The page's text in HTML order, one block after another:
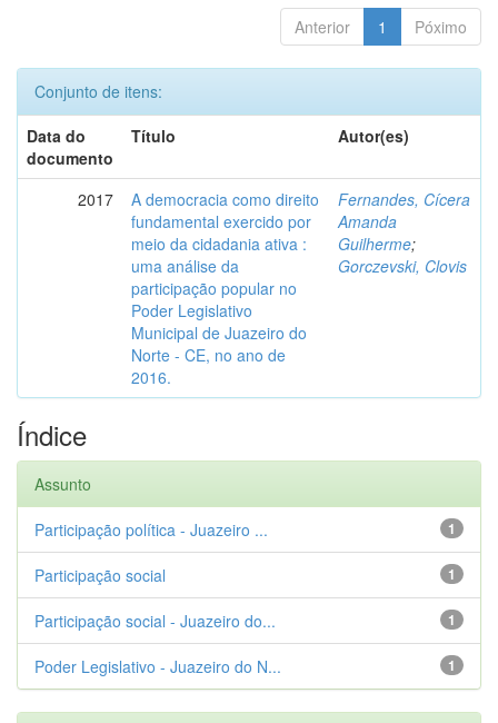
Anterior 1 Póximo
Conjunto de itens:
Data do
documento
Título Autor(es)
2017
A democracia como direito
fundamental exercido por
meio da cidadania ativa :
uma análise da
participação popular no
Poder Legislativo
Municipal de Juazeiro do
Norte - CE, no ano de
2016.
Fernandes, Cícera
Amanda
Guilherme;
Gorczevski, Clovis
Índice
Assunto
1
Participação política - Juazeiro ...
1
Participação social
1
Participação social - Juazeiro do...
1
Poder Legislativo - Juazeiro do N...